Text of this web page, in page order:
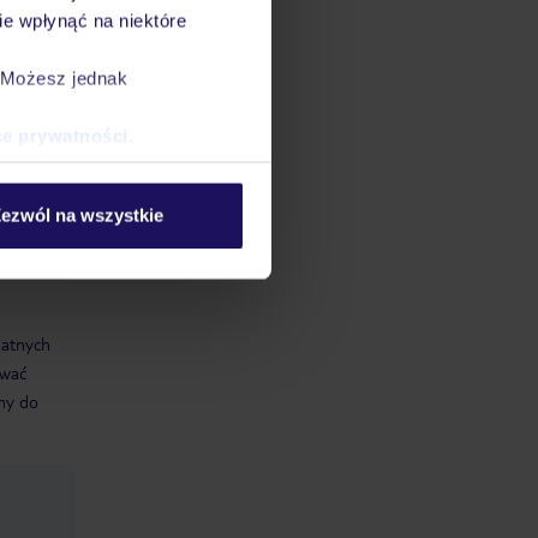
wpłynąć na niektóre
jednak
prywatności
na wszystkie
do